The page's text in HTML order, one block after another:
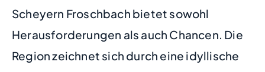
Scheyern Froschbach bietet sowohl
Herausforderungen als auch Chancen. Die
Region zeichnet sich durch eine idyllische